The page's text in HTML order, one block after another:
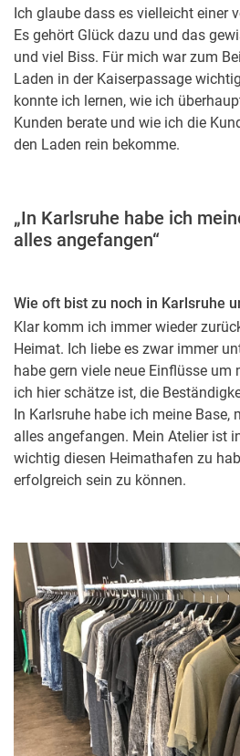
Ich glaube dass es vielleicht einer
Es gehört Glück dazu und das
und viel Biss. Für mich war zum
Laden in der Kaiserpassage
konnte ich lernen, wie ich
Kunden berate und wie ich die
den Laden rein bekomme.
„In Karlsruhe habe ich
alles angefangen“
Wie oft bist zu noch in Karlsruhe
Klar komm ich immer wieder
Heimat. Ich liebe es zwar immer
habe gern viele neue Einflüsse um
ich hier schätze ist, die
In Karlsruhe habe ich meine Base,
alles angefangen. Mein Atelier ist
wichtig diesen Heimathafen zu
erfolgreich sein zu können.